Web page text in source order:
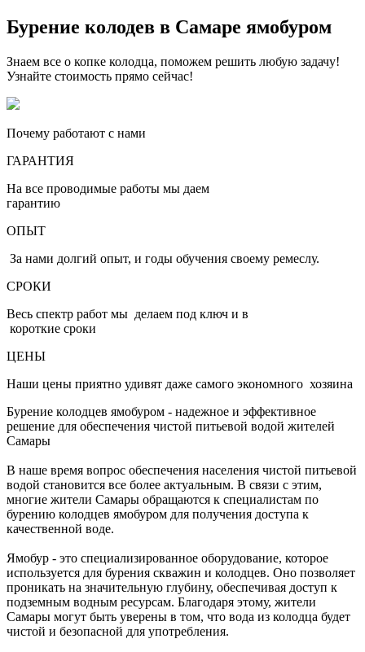
Бурение колодев в Самаре ямобуром
Знаем все о копке колодца, поможем решить любую задачу!
Узнайте стоимость прямо сейчас!
Почему работают с нами
ГАРАНТИЯ
На все проводимые работы мы даем
гарантию
ОПЫТ
За нами долгий опыт, и годы обучения своему ремеслу.
СРОКИ
Весь спектр работ мы делаем под ключ и в
короткие сроки
ЦЕНЫ
Наши цены приятно удивят даже самого экономного хозяина
Бурение колодцев ямобуром - надежное и эффективное
решение для обеспечения чистой питьевой водой жителей
Самары
В наше время вопрос обеспечения населения чистой питьевой
водой становится все более актуальным. В связи с этим,
многие жители Самары обращаются к специалистам по
бурению колодцев ямобуром для получения доступа к
качественной воде.
Ямобур - это специализированное оборудование, которое
используется для бурения скважин и колодцев. Оно позволяет
проникать на значительную глубину, обеспечивая доступ к
подземным водным ресурсам. Благодаря этому, жители
Самары могут быть уверены в том, что вода из колодца будет
чистой и безопасной для употребления.